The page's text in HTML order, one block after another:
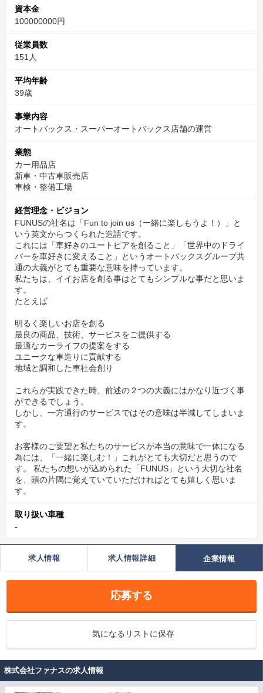
資本金
100000000円
従業員数
151人
平均年齢
39歳
事業内容
オートバックス・スーパーオートバックス店舗の運営
業態
カー用品店
新車・中古車販売店
車検・整備工場
経営理念・ビジョン
FUNUSの社名は「Fun to join us（一緒に楽しもうよ！）」と
いう英文からつくられた造語です。
これには「車好きのユートピアを創ること」「世界中のドライ
バーを車好きに変えること」というオートバックスグループ共
通の大義がとても重要な意味を持っています。
私たちは、イイお店を創る事はとてもシンプルな事だと思いま
す。
たとえば
明るく楽しいお店を創る
最良の商品、技術、サービスをご提供する
最適なカーライフの提案をする
ユニークな車造りに貢献する
地域と調和した車社会創り
これらが実践できた時、前述の２つの大義にはかなり近づく事
ができるでしょう。
しかし、一方通行のサービスではその意味は半減してしまいま
す。
お客様のご要望と私たちのサービスが本当の意味で一体になる
為には、「一緒に楽しむ！」これがとても大切だと思うので
す。 私たちの想いが込められた「FUNUS」という大切な社名
を、頭の片隅に覚えていていただければとても嬉しく思いま
す。
取り扱い車種
-
求人情報 求人情報詳細 企業情報
応募する
気になるリストに保存
株式会社ファナスの求人情報